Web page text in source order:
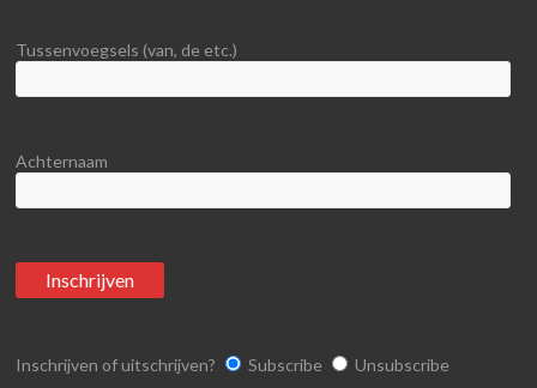
Tussenvoegsels (van, de etc.)
Achternaam
Inschrijven of uitschrijven? Subscribe Unsubscribe